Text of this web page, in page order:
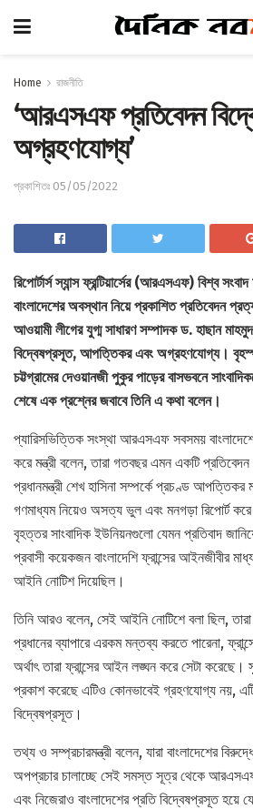
Home রাজনীতি
‘আরএসএফ প্রতিবেদন
অগ্রহণযোগ্য’
প্রকাশিতঃ 05/05/2022
রিপোর্টার্স স্যান্স ফ্রন্টিয়ার্সের (আরএসএফ) বিশ্ব
বাংলাদেশের অবস্থান নিয়ে প্রকাশিত প্রতিবেদন
আওয়ামী লীগের যুগ্ম সাধারণ সম্পাদক ড. হাছান
বিদ্বেষপ্রসূত, আপত্তিকর এবং অগ্রহণযোগ্য।
চট্টগ্রামের দেওয়ানজী পুকুর পাড়ের বাসভবনে
শেষে এক প্রশ্নের জবাবে তিনি এ কথা বলেন।
প্যারিসভিত্তিক সংস্থা আরএসএফ সবসময়
করে মন্ত্রী বলেন, তারা গতবছর এমন একটি
প্রধানমন্ত্রী শেখ হাসিনা সম্পর্কে প্রচণ্ড আপত্তিকর
গণমাধ্যম নিয়েও অসত্য ভুল এবং মনগড়া রিপোর্ট করে।
বৃহত্তর সাংবাদিক ইউনিয়নগুলো যেমন প্রতিবাদ
প্রবাসী কয়েকজন বাংলাদেশি ফ্রান্সের আইনজীবীর
আইনি নোটিশ দিয়েছিল।
তিনি আরও বলেন, সেই আইনি নোটিশে বলা ছিল, তারা
প্রধানের ব্যাপারে এরকম মন্তব্য করতে পারেনা,
অর্থাৎ তারা ফ্রান্সের আইন লঙ্ঘন করে সেটা করেছে।
প্রকাশ করেছে এটিও কোনভাবেই গ্রহণযোগ্য নয়,
বিদ্বেষপ্রসূত।
তথ্য ও সম্প্রচারমন্ত্রী বলেন, যারা বাংলাদেশের
অপপ্রচার চালাচ্ছে সেই সমস্ত সূত্র থেকে
এবং নিজেরাও বাংলাদেশের প্রতি বিদ্বেষপ্রসূত হয়ে